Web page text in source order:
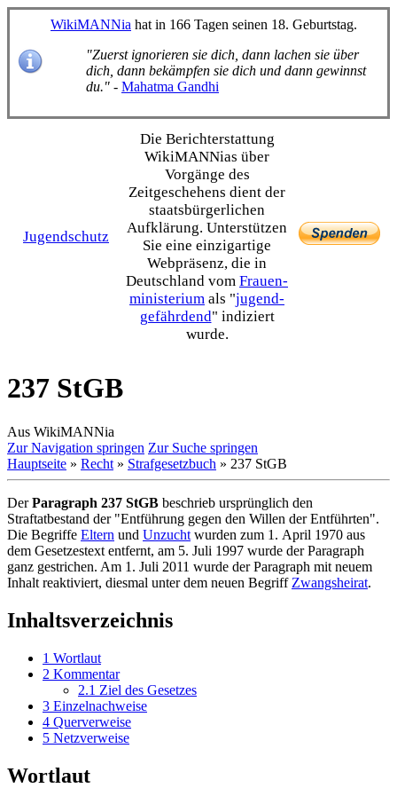
WikiMANNia hat in 166 Tagen seinen 18. Geburtstag.
"Zuerst ignorieren sie dich, dann lachen sie über
dich, dann bekämpfen sie dich und dann gewinnst
du." - Mahatma Gandhi
Jugendschutz
Die Bericht­erstattung
WikiMANNias über
Vorgänge des
Zeitgeschehens dient der
staats­bürgerlichen
Aufklärung. Unterstützen
Sie eine einzig­artige
Webpräsenz, die in
Deutschland vom Frauen­
ministerium als "jugend­
gefährdend" indiziert
wurde.
237 StGB
Aus WikiMANNia
Zur Navigation springen Zur Suche springen
Hauptseite » Recht » Strafgesetzbuch » 237 StGB
DerParagraph 237 StGB beschrieb ursprünglich den
Straftatbestand der "Entführung gegen den Willen der Entführten".
Die Begriffe Eltern und Unzucht wurden zum 1. April 1970 aus
dem Gesetzestext entfernt, am 5. Juli 1997 wurde der Paragraph
ganz gestrichen. Am 1. Juli 2011 wurde der Paragraph mit neuem
Inhalt reaktiviert, diesmal unter dem neuen Begriff Zwangsheirat.
Inhaltsverzeichnis
1 Wortlaut
2 Kommentar
2.1 Ziel des Gesetzes
3 Einzelnachweise
4 Querverweise
5 Netzverweise
Wortlaut